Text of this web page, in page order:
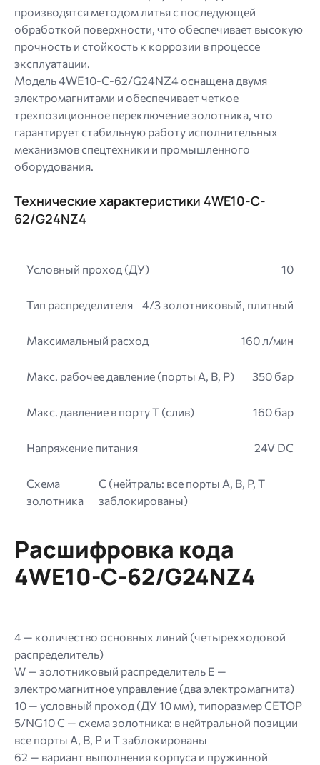
производятся методом литья с последующей
обработкой поверхности, что обеспечивает высокую
прочность и стойкость к коррозии в процессе
эксплуатации.
Модель 4WE10-C-62/G24NZ4 оснащена двумя
электромагнитами и обеспечивает четкое
трехпозиционное переключение золотника, что
гарантирует стабильную работу исполнительных
механизмов спецтехники и промышленного
оборудования.
Технические характеристики 4WE10-C-
62/G24NZ4
Условный проход (ДУ) 10
Тип распределителя 4/3 золотниковый, плитный
Максимальный расход 160 л/мин
Макс. рабочее давление (порты A, B, P) 350 бар
Макс. давление в порту T (слив) 160 бар
Напряжение питания 24V DC
Схема
золотника
C (нейтраль: все порты A, B, P, T
заблокированы)
Расшифровка кода
4WE10-C-62/G24NZ4
4 — количество основных линий (четырехходовой
распределитель)
W — золотниковый распределитель E —
электромагнитное управление (два электромагнита)
10 — условный проход (ДУ 10 мм), типоразмер CETOP
5/NG10 C — схема золотника: в нейтральной позиции
все порты A, B, P и T заблокированы
62 — вариант выполнения корпуса и пружинной